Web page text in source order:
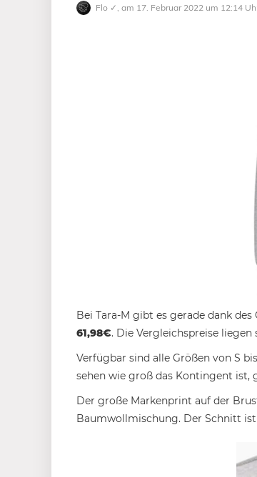
Flo ✓ , am 17. Februar 2022 um 12:14
Bei Tara-M gibt es gerade dank des
61,98€. Die Vergleichspreise liegen
Verfügbar sind alle Größen von S
sehen wie groß das Kontingent ist,
Der große Markenprint auf der
Baumwollmischung. Der Schnitt